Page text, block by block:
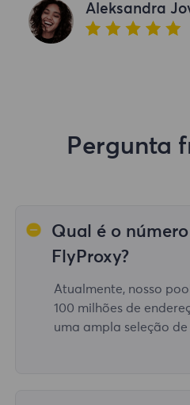
Aleksandra
Pergunta
Qual é o
FlyProxy?
Atualmente, nosso
100 milhões de
uma ampla seleção de